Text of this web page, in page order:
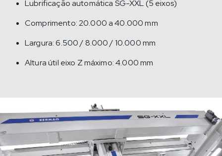
Lubrificação automática SG-XXL (5 eixos)
Comprimento: 20.000 a 40.000 mm
Largura: 6.500 / 8.000 / 10.000 mm
Altura útil eixo Z máximo: 4.000 mm